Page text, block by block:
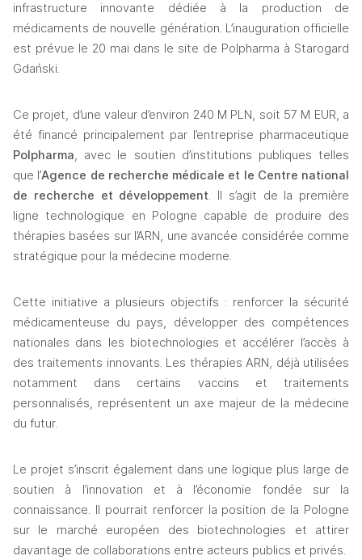
infrastructure innovante dédiée à la production de
médicaments de nouvelle génération. L’inauguration officielle
est prévue le 20 mai dans le site de Polpharma à Starogard
Gdański.
Ce projet, d’une valeur d’environ 240 M PLN, soit 57 M EUR, a
Polpharma, avec le soutien d’institutions publiques telles
que l’Agence de recherche médicale et le Centre national
de recherche et développement. Il s’agit de la première
ligne technologique en Pologne capable de produire des
thérapies basées sur l’ARN, une avancée considérée comme
stratégique pour la médecine moderne.
Cette initiative a plusieurs objectifs : renforcer la sécurité
médicamenteuse du pays, développer des compétences
nationales dans les biotechnologies et accélérer l’accès à
des traitements innovants. Les thérapies ARN, déjà utilisées
notamment dans certains vaccins et traitements
personnalisés, représentent un axe majeur de la médecine
du futur.
Le projet s’inscrit également dans une logique plus large de
soutien à l’innovation et à l’économie fondée sur la
connaissance. Il pourrait renforcer la position de la Pologne
sur le marché européen des biotechnologies et attirer
davantage de collaborations entre acteurs publics et privés.